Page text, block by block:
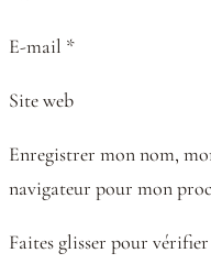
E-mail *
Site web
Enregistrer mon nom,
navigateur pour mon
Faites glisser pour vérifier